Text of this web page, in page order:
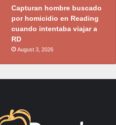
Capturan hombre buscado
por homicidio en Reading
cuando intentaba viajar a
RD
August 3, 2026